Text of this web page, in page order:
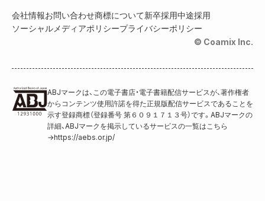
会社情報お問い合わせ商標について新卒採用中途採用
ソーシャルメディアポリシープライバシーポリシー
© Coamix Inc.
ABJマークは、この電子書店・電子書籍配信サービスが、著作権者
からコンテンツ使用許諾を得た正規版配信サービスであることを
示す登録商標（登録番号 第６０９１７１３号）です。ABJマークの
詳細、ABJマークを掲示しているサービスの一覧はこちら
→https://aebs.or.jp/